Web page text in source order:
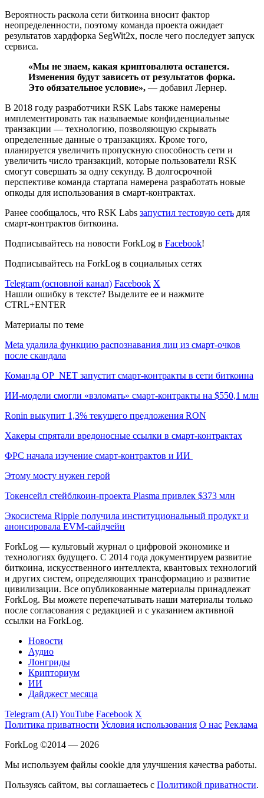
Вероятность раскола сети биткоина вносит фактор
неопределенности, поэтому команда проекта ожидает
результатов хардфорка SegWit2x, после чего последует запуск
сервиса.
«Мы не знаем, какая криптовалюта останется.
Изменения будут зависеть от результатов форка.
Это обязательное условие», — добавил Лернер.
В 2018 году разработчики RSK Labs также намерены
имплементировать так называемые конфиденциальные
транзакции — технологию, позволяющую скрывать
определенные данные о транзакциях. Кроме того,
планируется увеличить пропускную способность сети и
увеличить число транзакций, которые пользователи RSK
смогут совершать за одну секунду. В долгосрочной
перспективе команда стартапа намерена разработать новые
опкоды для использования в смарт-контрактах.
Ранее сообщалось, что RSK Labs запустил тестовую сеть для
смарт-контрактов биткоина.
Подписывайтесь на новости ForkLog в Facebook!
Подписывайтесь на ForkLog в социальных сетях
Telegram (основной канал) Facebook X
Нашли ошибку в тексте? Выделите ее и нажмите
CTRL+ENTER
Материалы по теме
Meta удалила функцию распознавания лиц из смарт-очков
после скандала
Команда OP_NET запустит смарт-контракты в сети биткоина
ИИ-модели смогли «взломать» смарт-контракты на $550,1 млн
Ronin выкупит 1,3% текущего предложения RON
Хакеры спрятали вредоносные ссылки в смарт-контрактах
ФРС начала изучение смарт-контрактов и ИИ
Этому мосту нужен герой
Токенсейл стейблкоин-проекта Plasma привлек $373 млн
Экосистема Ripple получила институциональный продукт и
анонсировала EVM-сайдчейн
ForkLog — культовый журнал о цифровой экономике и
технологиях будущего. С 2014 года документируем развитие
биткоина, искусственного интеллекта, квантовых технологий
и других систем, определяющих трансформацию и развитие
цивилизации. Все опубликованные материалы принадлежат
ForkLog. Вы можете перепечатывать наши материалы только
после согласования с редакцией и с указанием активной
ссылки на ForkLog.
Новости
Аудио
Лонгриды
Крипториум
ИИ
Дайджест месяца
Telegram (AI)YouTube Facebook X
Политика приватности Условия использования О нас Реклама
ForkLog ©2014 — 2026
Мы используем файлы cookie для улучшения качества работы.
Пользуясь сайтом, вы соглашаетесь с Политикой приватности.